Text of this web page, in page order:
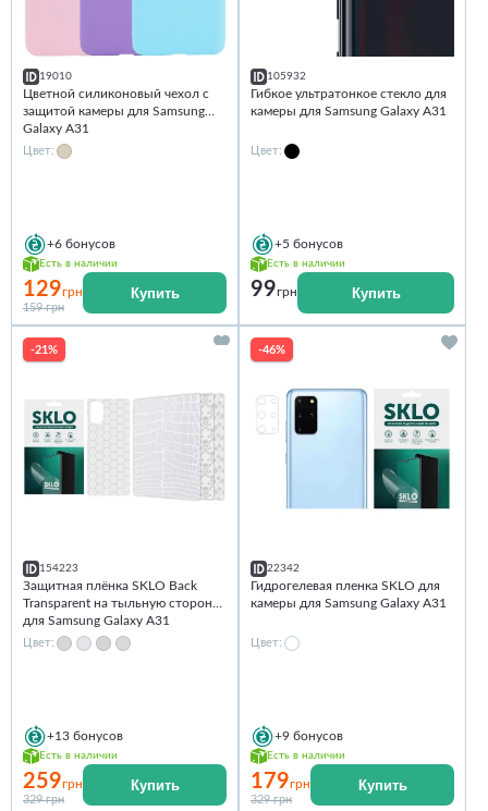
19010
Цветной силиконовый чехол с
защитой камеры для Samsung
Galaxy A31
Цвет:
+6 бонусов
Есть в наличии
129грн
159 грн
Купить
105932
Гибкое ультратонкое стекло для
камеры для Samsung Galaxy A31
Цвет:
+5 бонусов
Есть в наличии
99грн Купить
-21%
154223
Защитная плёнка SKLO Back
Transparent на тыльную сторону
для Samsung Galaxy A31
Цвет:
+13 бонусов
Есть в наличии
259грн
329 грн
Купить
-46%
22342
Гидрогелевая пленка SKLO для
камеры для Samsung Galaxy A31
Цвет:
+9 бонусов
Есть в наличии
179грн
329 грн
Купить